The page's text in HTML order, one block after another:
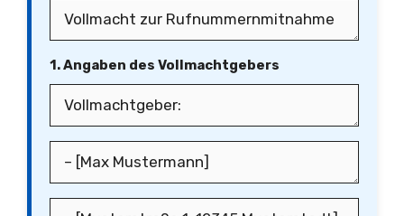
1. Angaben des Vollmachtgebers